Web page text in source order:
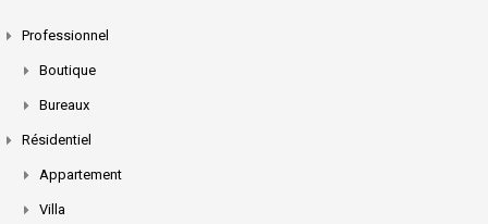
Professionnel
Boutique
Bureaux
Résidentiel
Appartement
Villa